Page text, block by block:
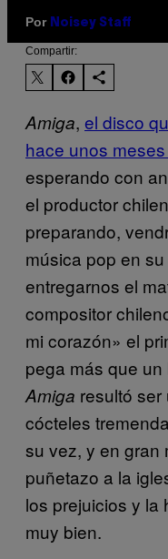
Por Noisey Staff
Compartir:
Amiga, el disco
hace unos meses
esperando con
el productor
preparando,
música pop en
entregarnos el
compositor
mi corazón» el
pega más que
Amiga resultó ser
cócteles
su vez, y en gran
puñetazo a la
los prejuicios y la
muy bien.